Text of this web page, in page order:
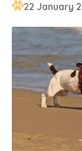
22 January